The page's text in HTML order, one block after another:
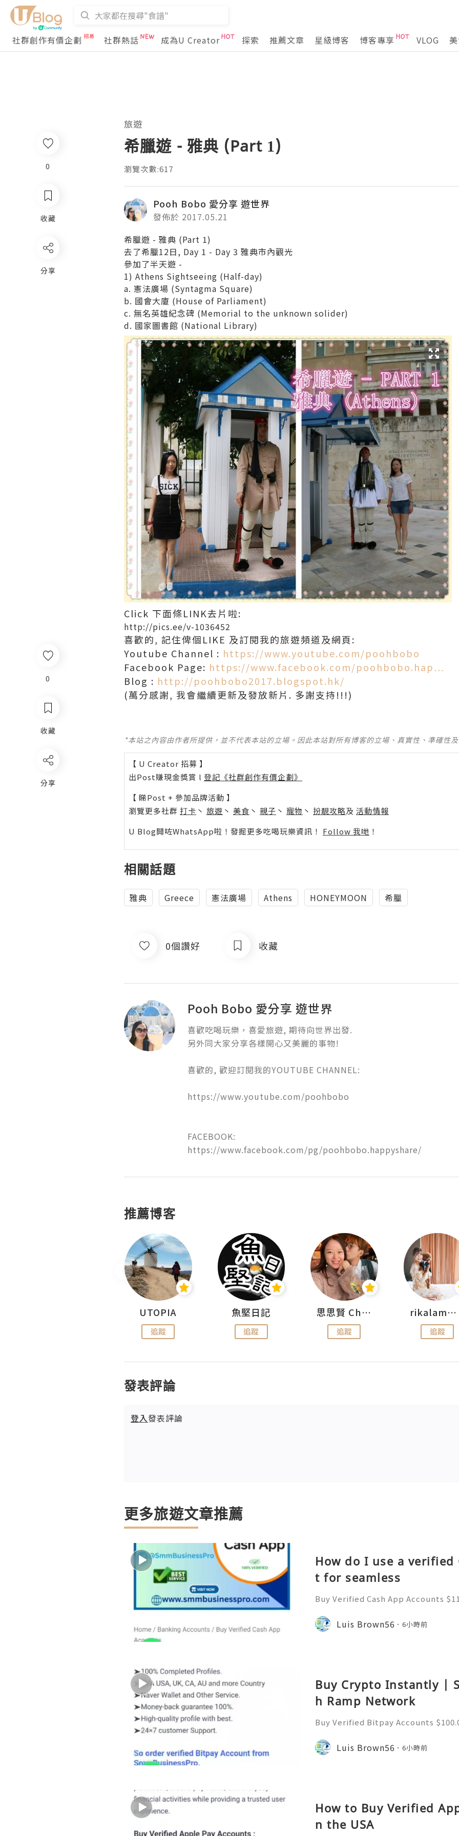
社群創作有價企劃 社群熱話 成為U Creator 探索 推薦文章 星級博客 博客專享 VLOG
0
收藏
分享
旅遊
希臘遊 - 雅典 (Part 1)
瀏覽次數:617
Pooh Bobo 愛分享 遊世界
發佈於 2017.05.21
希臘遊 - 雅典 (Part 1)
去了希臘12日, Day 1 - Day 3 雅典市內觀光
參加了半天遊 -
1) Athens Sightseeing (Half-day)
a. 憲法廣場 (Syntagma Square)
b. 國會大廈 (House of Parliament)
c. 無名英雄紀念碑 (Memorial to the unknown solider)
d. 國家圖書館 (National Library)
Click 下面條LINK去片啦:
http://pics.ee/v-1036452
喜歡的, 記住俾個LIKE 及訂閱我的旅遊頻道及網頁:
Youtube Channel : https://www.youtube.com/poohbobo
Facebook Page: https://www.facebook.com/poohbobo.hap…
Blog : http://poohbobo2017.blogspot.hk/
(萬分感謝, 我會繼續更新及發放新片. 多謝支持!!!)
*本站之內容由作者所提供，並不代表本站的立場。因此本站對所有博客的立場、真實性、準確性
【 U Creator 招募 】
出Post賺現金獎賞 l 登記《社群創作有價企劃》
【 睇Post + 參加品牌活動 】
瀏覽更多社群 打卡 丶 旅遊 丶 美食 丶 親子 丶 寵物 丶 扮靚攻略及 活動情報
U Blog開咗WhatsApp啦！發掘更多吃喝玩樂資訊！ Follow 我哋 ！
相關話題
雅典 Greece 憲法廣場 Athens HONEYMOON 希臘
0個讚好 收藏
Pooh Bobo 愛分享 遊世界
喜歡吃喝玩樂，喜愛旅遊, 期待向世界出發.
另外同大家分享各樣開心又美麗的事物!
喜歡的, 歡迎訂閱我的YOUTUBE CHANNEL:
https://www.youtube.com/poohbobo
FACEBOOK:
https://www.facebook.com/pg/poohbobo.happyshare/
推薦博客
UTOPIA
追蹤
魚堅日記
追蹤
思思賢 ChillMyBabe
追蹤
rikalammm
追蹤
發表評論
登入發表評論
更多旅遊文章推薦
How do I use a verified
t for seamless
Buy Verified Cash App Accounts
r Sale | Fast Delivery Available
fied Cash App Accou
Luis Brown56 6小時前
Buy Crypto Instantly |
h Ramp Network
Buy Verified Bitpay Accounts
to-Use Verified BitPay Accounts
ccounts for fast, secu
Luis Brown56 6小時前
How to Buy Verified
n the USA
0
收藏
分享